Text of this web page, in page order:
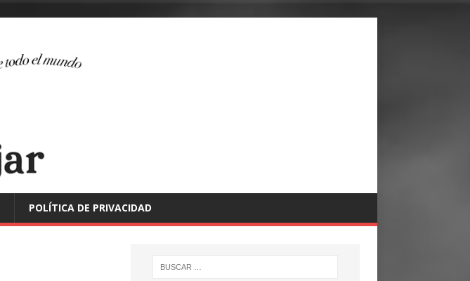
POLÍTICA DE PRIVACIDAD